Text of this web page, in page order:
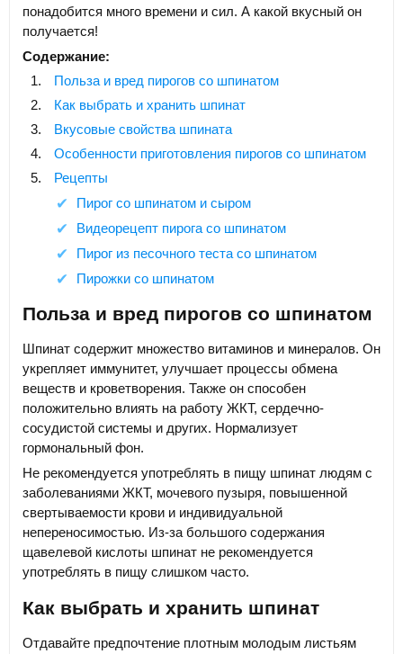
понадобится много времени и сил. А какой вкусный он
получается!
Содержание:
Польза и вред пирогов со шпинатом
Как выбрать и хранить шпинат
Вкусовые свойства шпината
Особенности приготовления пирогов со шпинатом
Рецепты
Пирог со шпинатом и сыром
Видеорецепт пирога со шпинатом
Пирог из песочного теста со шпинатом
Пирожки со шпинатом
Польза и вред пирогов со шпинатом
Шпинат содержит множество витаминов и минералов. Он
укрепляет иммунитет, улучшает процессы обмена
веществ и кроветворения. Также он способен
положительно влиять на работу ЖКТ, сердечно-
сосудистой системы и других. Нормализует
гормональный фон.
Не рекомендуется употреблять в пищу шпинат людям с
заболеваниями ЖКТ, мочевого пузыря, повышенной
свертываемости крови и индивидуальной
непереносимостью. Из-за большого содержания
щавелевой кислоты шпинат не рекомендуется
употреблять в пищу слишком часто.
Как выбрать и хранить шпинат
Отдавайте предпочтение плотным молодым листьям